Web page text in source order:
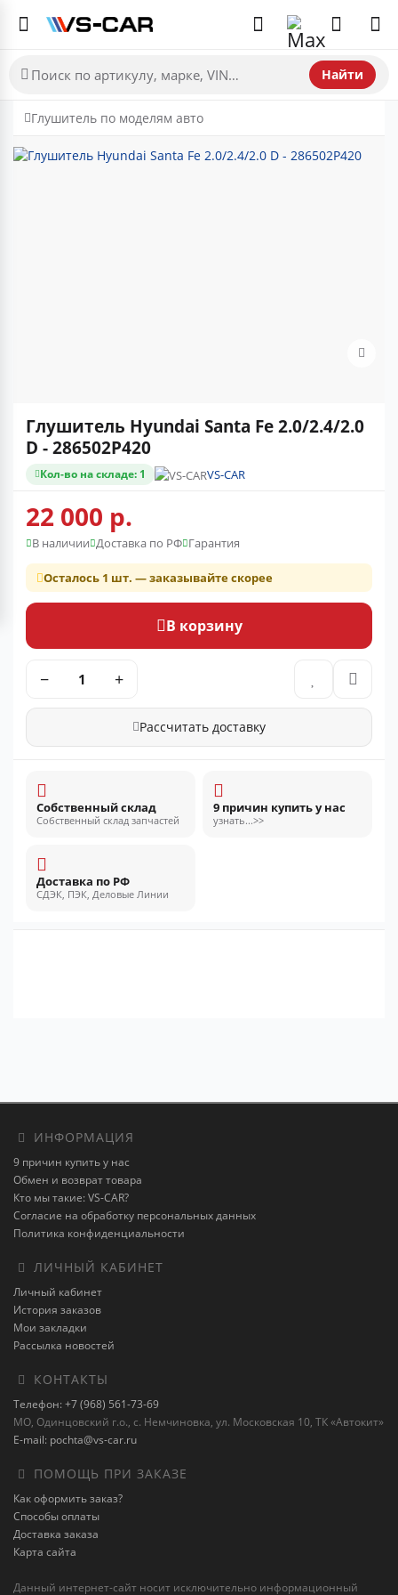
Найти
Глушитель по моделям авто
Глушитель Hyundai Santa Fe 2.0/2.4/2.0
D - 286502P420
Кол-во на складе: 1 VS-CAR
22 000 р.
В наличии Доставка по РФ Гарантия
Осталось 1 шт. — заказывайте скорее
В корзину
− +
Рассчитать доставку
Собственный склад
Собственный склад запчастей
9 причин купить у нас
узнать...>>
Доставка по РФ
СДЭК, ПЭК, Деловые Линии
ИНФОРМАЦИЯ
9 причин купить у нас
Обмен и возврат товара
Кто мы такие: VS-CAR?
Согласие на обработку персональных данных
Политика конфиденциальности
ЛИЧНЫЙ КАБИНЕТ
Личный кабинет
История заказов
Мои закладки
Рассылка новостей
КОНТАКТЫ
Телефон: +7 (968) 561-73-69
МО, Одинцовский г.о., с. Немчиновка, ул. Московская 10, ТК «Автокит»
E-mail: pochta@vs-car.ru
ПОМОЩЬ ПРИ ЗАКАЗЕ
Как оформить заказ?
Способы оплаты
Доставка заказа
Карта сайта
Данный интернет-сайт носит исключительно информационный